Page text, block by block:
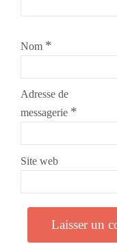
Nom *
Adresse de
messagerie *
Site web